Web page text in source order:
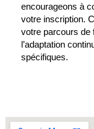
encourageons à
votre inscription.
votre parcours de
l’adaptation
spécifiques.